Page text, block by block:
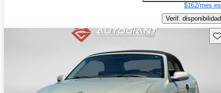
$162/mes
Verif. disponibilidad